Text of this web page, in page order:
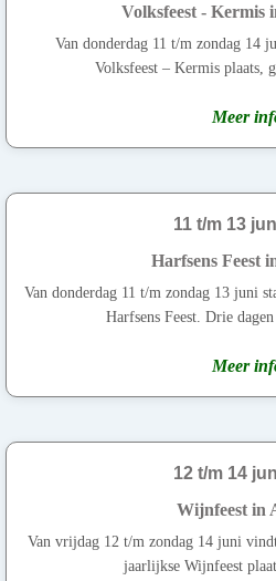
Volksfeest - Kermis
Van donderdag 11 t/m zondag 14
Volksfeest – Kermis plaats,
Meer
11 t/m 13
Harfsens Feest
Van donderdag 11 t/m zondag 13 juni
Harfsens Feest. Drie
Meer
12 t/m 14
Wijnfeest in
Van vrijdag 12 t/m zondag 14 juni
jaarlijkse Wijnfeest